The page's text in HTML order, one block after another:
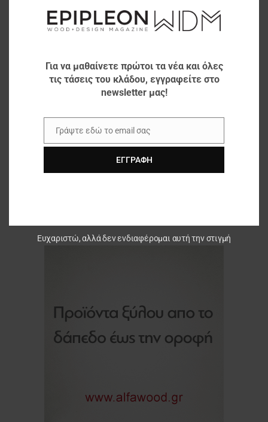
Για να μαθαίνετε πρώτοι τα νέα και όλες
τις τάσεις του κλάδου, εγγραφείτε στο
newsletter μας!
Email
Γράψτε εδώ το email σας
ΕΓΓΡΑΦΉ
Ευχαριστώ, αλλά δεν ενδιαφέρομαι αυτή την στιγμή